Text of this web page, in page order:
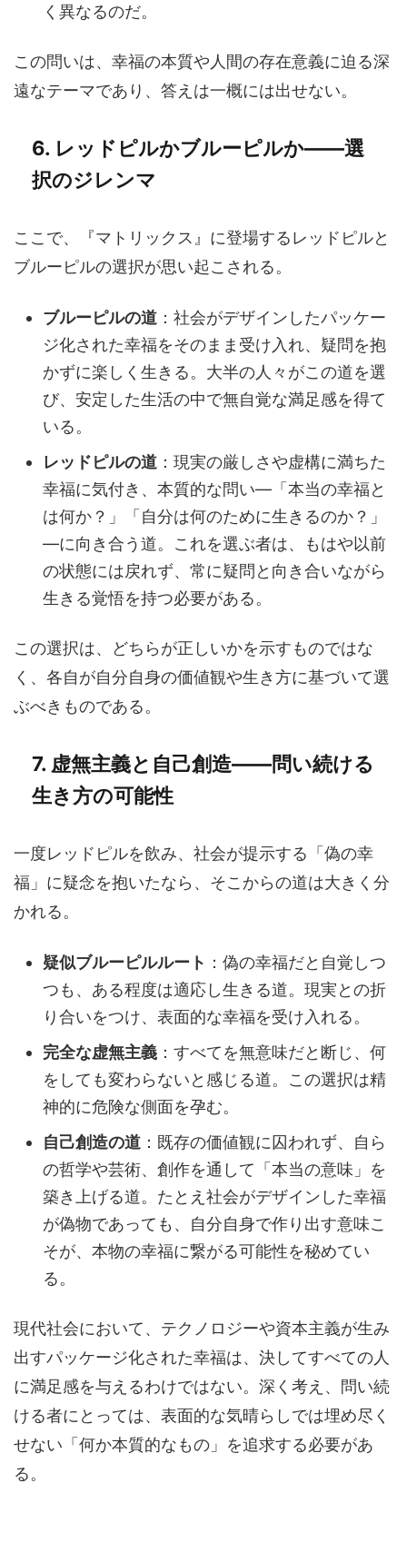
く異なるのだ。
この問いは、幸福の本質や人間の存在意義に迫る深
遠なテーマであり、答えは一概には出せない。
6. レッドピルかブルーピルか――選
択のジレンマ
ここで、『マトリックス』に登場するレッドピルと
ブルーピルの選択が思い起こされる。
ブルーピルの道 ：社会がデザインしたパッケー
ジ化された幸福をそのまま受け入れ、疑問を抱
かずに楽しく生きる。大半の人々がこの道を選
び、安定した生活の中で無自覚な満足感を得て
いる。
レッドピルの道 ：現実の厳しさや虚構に満ちた
幸福に気付き、本質的な問い―「本当の幸福と
は何か？」「自分は何のために生きるのか？」
―に向き合う道。これを選ぶ者は、もはや以前
の状態には戻れず、常に疑問と向き合いながら
生きる覚悟を持つ必要がある。
この選択は、どちらが正しいかを示すものではな
く、各自が自分自身の価値観や生き方に基づいて選
ぶべきものである。
7. 虚無主義と自己創造――問い続ける
生き方の可能性
一度レッドピルを飲み、社会が提示する「偽の幸
福」に疑念を抱いたなら、そこからの道は大きく分
かれる。
疑似ブルーピルルート ：偽の幸福だと自覚しつ
つも、ある程度は適応し生きる道。現実との折
り合いをつけ、表面的な幸福を受け入れる。
完全な虚無主義 ：すべてを無意味だと断じ、何
をしても変わらないと感じる道。この選択は精
神的に危険な側面を孕む。
自己創造の道 ：既存の価値観に囚われず、自ら
の哲学や芸術、創作を通して「本当の意味」を
築き上げる道。たとえ社会がデザインした幸福
が偽物であっても、自分自身で作り出す意味こ
そが、本物の幸福に繋がる可能性を秘めてい
る。
現代社会において、テクノロジーや資本主義が生み
出すパッケージ化された幸福は、決してすべての人
に満足感を与えるわけではない。深く考え、問い続
ける者にとっては、表面的な気晴らしでは埋め尽く
せない「何か本質的なもの」を追求する必要があ
る。